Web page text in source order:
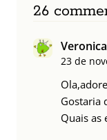
26
Veronica
23 de
Gostaria
Quais as